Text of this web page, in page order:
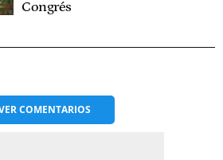
Congrés
COMENTARIOS